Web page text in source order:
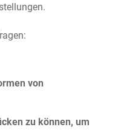
von
zu können, um